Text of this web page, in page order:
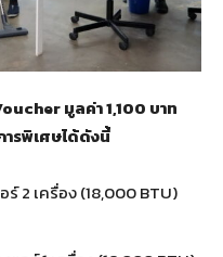
มูลค่า 1,100 บาท
ารพิเศษได้ดังนี้
ร์ 2 เครื่อง (18,000 BTU)